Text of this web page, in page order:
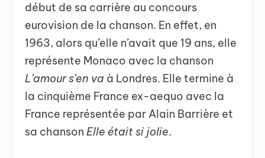
début de sa carrière au concours
eurovision de la chanson. En effet, en
1963, alors qu’elle n’avait que 19 ans, elle
représente Monaco avec la chanson
L’amour s’en va à Londres. Elle termine à
la cinquième France ex-aequo avec la
France représentée par Alain Barrière et
sa chansonElle était si jolie.